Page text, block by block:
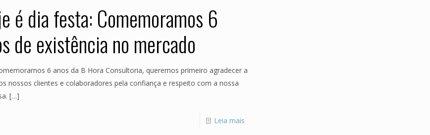
é dia festa: Comemoramos 6
de existência no mercado
6 anos da B Hora Consultoria, queremos primeiro agradecer a
nossos clientes e colaboradores pela confiança e respeito com a nossa
[…]
Leia mais